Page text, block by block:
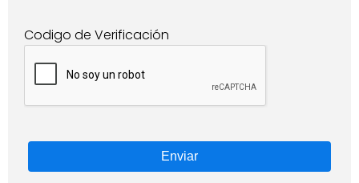
Codigo de Verificación
Enviar